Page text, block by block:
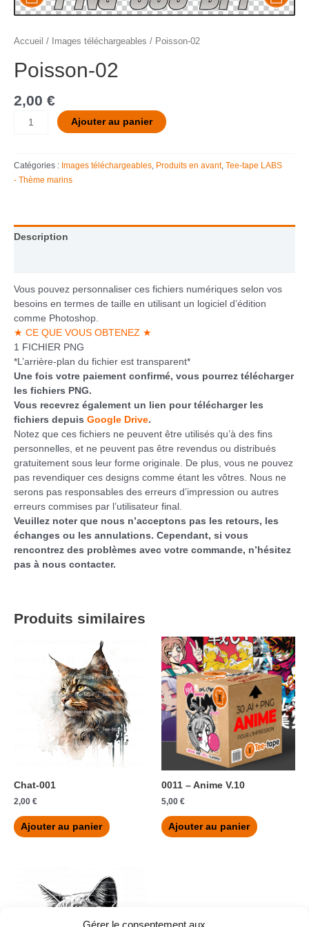
Gérer le consentement aux
Accueil / Images téléchargeables / Poisson-02
Poisson-02
2,00 €
Ajouter au panier
Catégories : Images téléchargeables Produits en avant, Tee-tape LABS
- Thème marins
Description
Vous pouvez personnaliser ces fichiers numériques selon vos
besoins en termes de taille en utilisant un logiciel d’édition
comme Photoshop.
★ CE QUE VOUS OBTENEZ ★
1 FICHIER PNG
*L’arrière-plan du fichier est transparent*
Une fois votre paiement confirmé, vous pourrez télécharger
les fichiers PNG.
Vous recevrez également un lien pour télécharger les
fichiers depuis Google Drive.
Notez que ces fichiers ne peuvent être utilisés qu’à des fins
personnelles, et ne peuvent pas être revendus ou distribués
gratuitement sous leur forme originale. De plus, vous ne pouvez
pas revendiquer ces designs comme étant les vôtres. Nous ne
serons pas responsables des erreurs d’impression ou autres
erreurs commises par l’utilisateur final.
Veuillez noter que nous n’acceptons pas les retours, les
échanges ou les annulations. Cependant, si vous
rencontrez des problèmes avec votre commande, n’hésitez
pas à nous contacter.
Produits similaires
Chat-001
2,00 €
Ajouter au panier
0011 – Anime V.10
5,00 €
Ajouter au panier